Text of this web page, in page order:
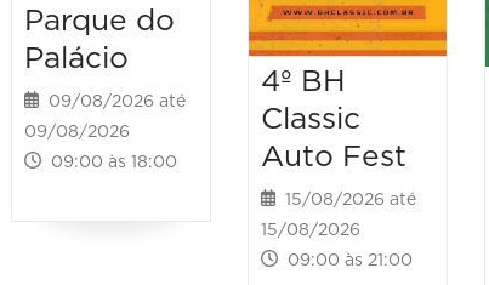
Parque do
Palácio
09/08/2026 até
09/08/2026
09:00 às 18:00
4º BH
Classic
Auto Fest
15/08/2026 até
15/08/2026
09:00 às 21:00